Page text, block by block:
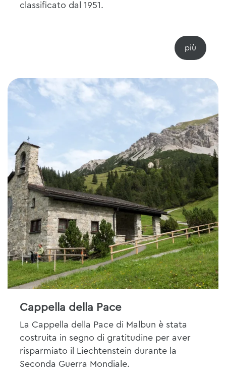
classificato dal 1951.
Cappella della Pace
La Cappella della Pace di Malbun è stata
costruita in segno di gratitudine per aver
risparmiato il Liechtenstein durante la
Seconda Guerra Mondiale.